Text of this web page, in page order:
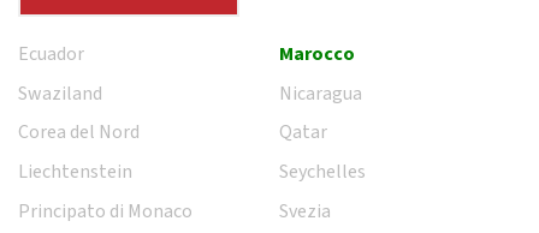
Ecuador
Swaziland
Corea del Nord
Liechtenstein
Principato di Monaco
Marocco
Nicaragua
Qatar
Seychelles
Svezia